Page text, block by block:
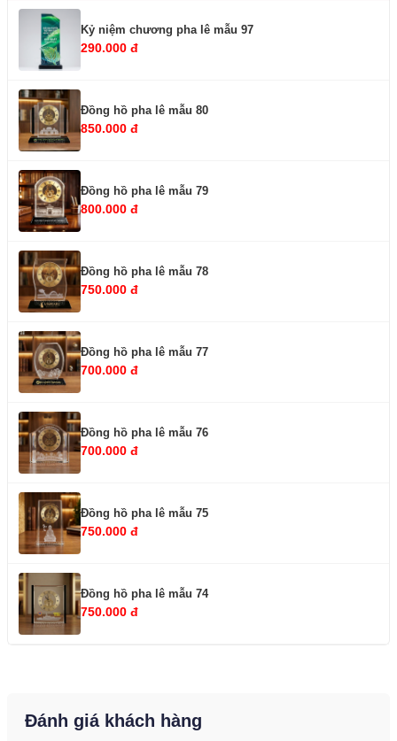
Kỷ niệm chương pha lê mẫu 97
290.000 đ
Đồng hồ pha lê mẫu 80
850.000 đ
Đồng hồ pha lê mẫu 79
800.000 đ
Đồng hồ pha lê mẫu 78
750.000 đ
Đồng hồ pha lê mẫu 77
700.000 đ
Đồng hồ pha lê mẫu 76
700.000 đ
Đồng hồ pha lê mẫu 75
750.000 đ
Đồng hồ pha lê mẫu 74
750.000 đ
Đánh giá khách hàng